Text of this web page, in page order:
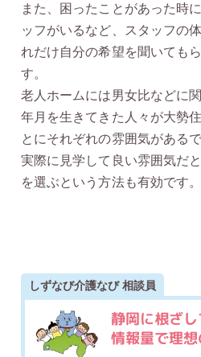
また、困ったことがあった時
ッフがいるなど、スタッフの
れだけ自分の希望を聞いても
す。
老人ホームには男女比などに
年月を生きてきた人々が大勢
とにそれぞれの雰囲気があるで
実際に見学して良い雰囲気だ
を選ぶという方法も有効です。
しずなび介護なび 相談員
静岡に根ざ
情報量で理想